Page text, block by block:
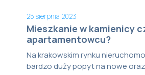
25 sierpnia 2023
Mieszkanie w kamienicy
apartamentowcu?
Na krakowskim rynku
bardzo duży popyt na nowe oraz